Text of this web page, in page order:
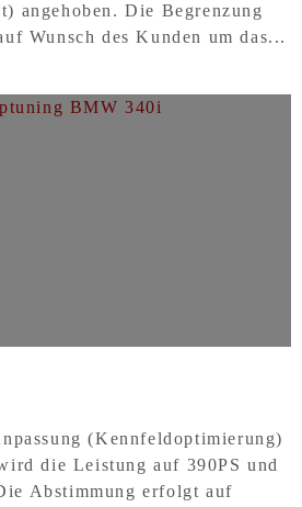
angehoben. Die Begrenzung
Wunsch des Kunden um das...
(Kennfeldoptimierung)
die Leistung auf 390PS und
Abstimmung erfolgt auf